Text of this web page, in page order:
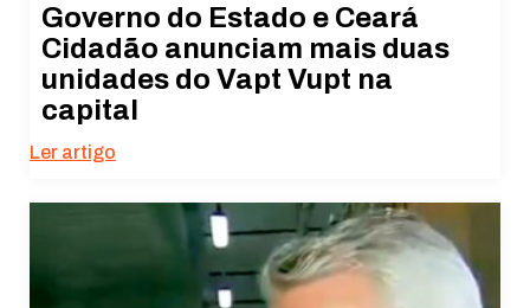
Governo do Estado e Ceará
Cidadão anunciam mais duas
unidades do Vapt Vupt na
capital
Ler artigo